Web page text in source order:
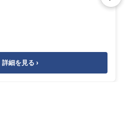
詳細を見る ›